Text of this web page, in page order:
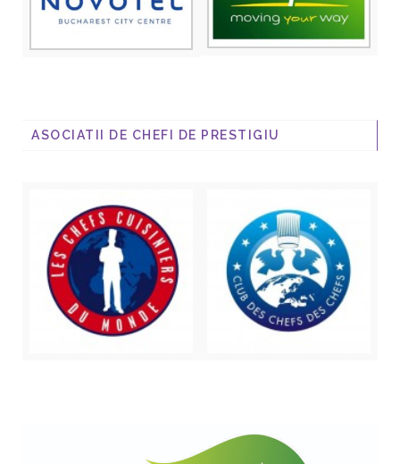
ASOCIATII DE CHEFI DE PRESTIGIU